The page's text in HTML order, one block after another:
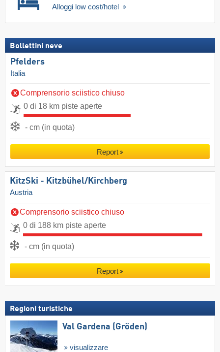
Alloggi low cost/hotel
Bollettini neve
Pfelders
Italia
Comprensorio sciistico chiuso
0 di 18 km piste aperte
- cm (in quota)
Report
KitzSki - Kitzbühel/​Kirchberg
Austria
Comprensorio sciistico chiuso
0 di 188 km piste aperte
- cm (in quota)
Report
Regioni turistiche
Val Gardena (Gröden)
visualizzare